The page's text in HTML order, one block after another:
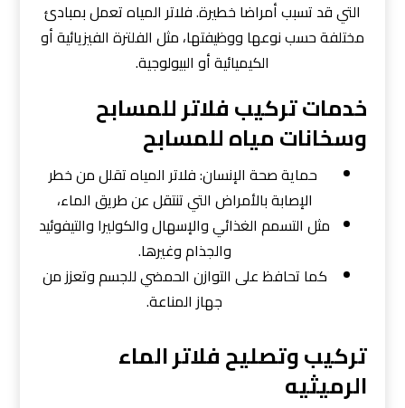
التي قد تسبب أمراضا خطيرة. فلاتر المياه تعمل بمبادئ
مختلفة حسب نوعها ووظيفتها، مثل الفلترة الفيزيائية أو
الكيميائية أو البيولوجية.
خدمات تركيب فلاتر للمسابح
وسخانات مياه للمسابح
حماية صحة الإنسان: فلاتر المياه تقلل من خطر
الإصابة بالأمراض التي تنتقل عن طريق الماء،
مثل التسمم الغذائي والإسهال والكوليرا والتيفوئيد
والجذام وغيرها.
كما تحافظ على التوازن الحمضي للجسم وتعزز من
جهاز المناعة.
تركيب وتصليح فلاتر الماء
الرميثيه